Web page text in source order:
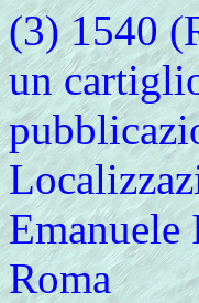
(3) 1540
un
Roma